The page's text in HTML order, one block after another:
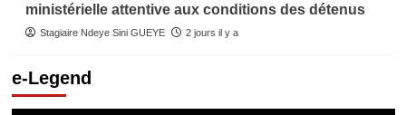
ministérielle attentive aux conditions des détenus
Stagiaire Ndeye Sini GUEYE 2 jours il y a
e-Legend